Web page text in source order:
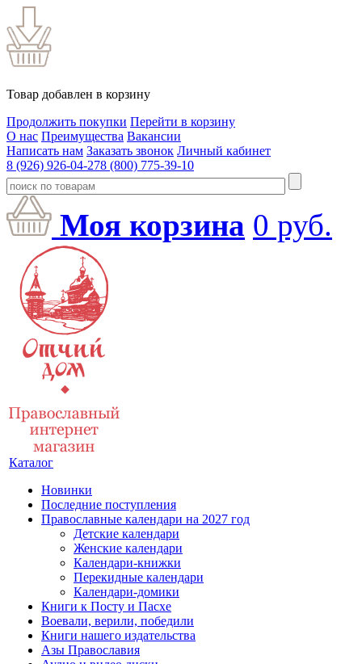
Товар добавлен в корзину
Продолжить покупки Перейти в корзину
О нас Преимущества Вакансии
Написать нам Заказать звонок Личный кабинет
8 (926) 926-04-278 (800) 775-39-10
Моя корзина 0 руб.
Каталог
Новинки
Последние поступления
Православные календари на 2027 год
Детские календари
Женские календари
Календари-книжки
Перекидные календари
Календари-домики
Книги к Посту и Пасхе
Воевали, верили, победили
Книги нашего издательства
Азы Православия